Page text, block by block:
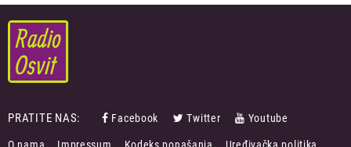
PRATITE NAS: Facebook Twitter Youtube
FOOTER